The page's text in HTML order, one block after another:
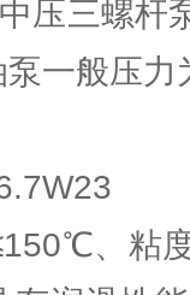
三螺杆
泵一般压
、粘度